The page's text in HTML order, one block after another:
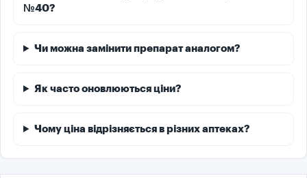
№40?
Чи можна замінити препарат аналогом?
Як часто оновлюються ціни?
Чому ціна відрізняється в різних аптеках?